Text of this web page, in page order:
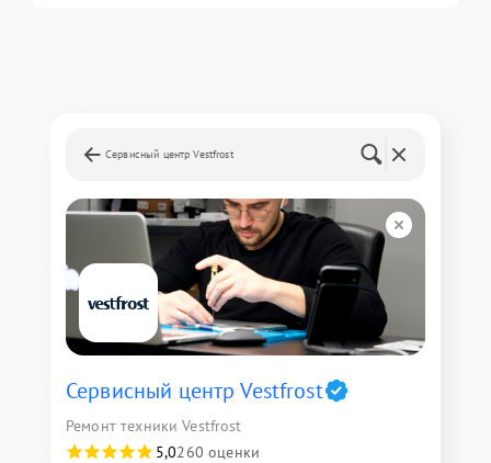
Сервисный центр Vestfrost
Сервисный центр Vestfrost
Ремонт техники Vestfrost
5,0260 оценки